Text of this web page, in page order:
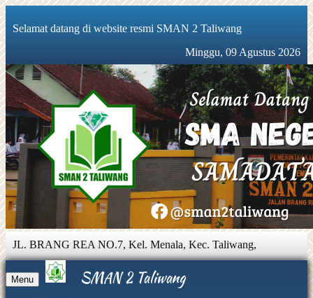
Selamat datang di website resmi SMAN 2 Taliwang
Minggu, 09 Agustus 2026
JL. BRANG REA NO.7, Kel. Menala, Kec. Taliwang,
Sumbawa Barat, Nusa Tenggara Barat 84355 |081931888560 |
sman2taliwang@gmail.com
Menu SMAN 2 Taliwang